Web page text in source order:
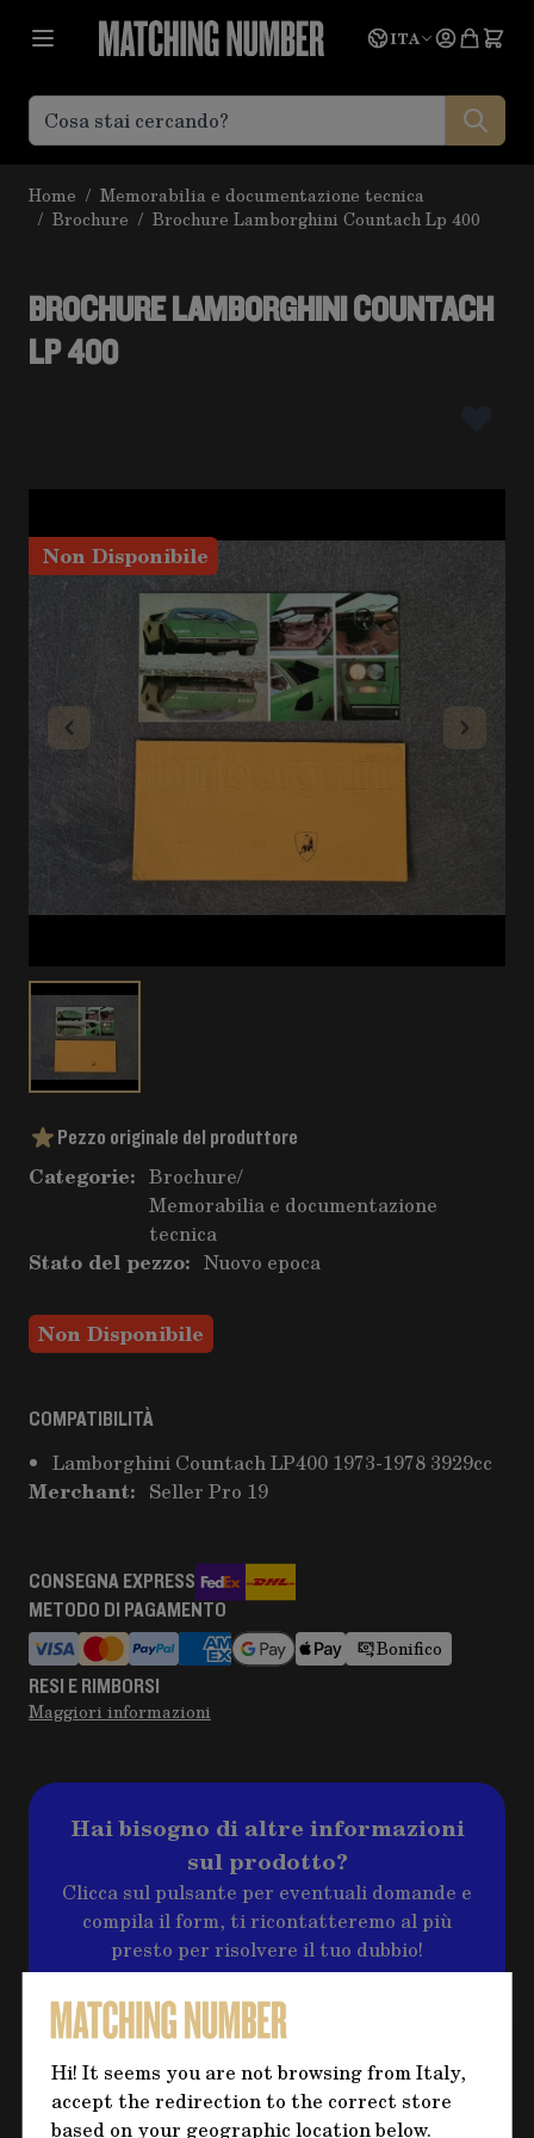
Hi! It seems you are not browsing from Italy,
accept the redirection to the correct store
based on your geographic location below.
Lingua
ITA
Home / Memorabilia e documentazione tecnica
/ Brochure / Brochure Lamborghini Countach Lp 400
BROCHURE LAMBORGHINI COUNTACH
LP 400
Non Disponibile
Pezzo originale del produttore
Categorie: Brochure/
Memorabilia e documentazione
tecnica
Stato del pezzo: Nuovo epoca
Non Disponibile
COMPATIBILITÀ
Lamborghini Countach LP400 1973-1978 3929cc
Merchant: Seller Pro 19
CONSEGNA EXPRESS
METODO DI PAGAMENTO
Bonifico
RESI E RIMBORSI
Maggiori informazioni
Hai bisogno di altre informazioni
sul prodotto?
Clicca sul pulsante per eventuali domande e
compila il form, ti ricontatteremo al più
presto per risolvere il tuo dubbio!
CONTATTACI